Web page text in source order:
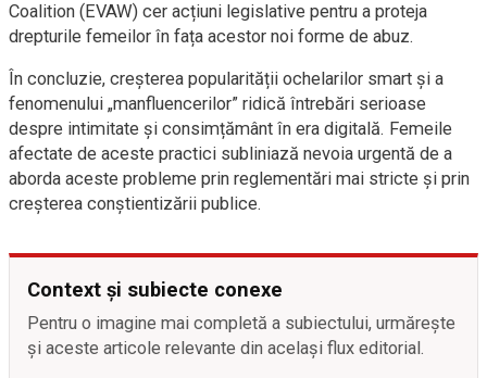
Coalition (EVAW) cer acțiuni legislative pentru a proteja
drepturile femeilor în fața acestor noi forme de abuz.
În concluzie, creșterea popularității ochelarilor smart și a
fenomenului „manfluencerilor” ridică întrebări serioase
despre intimitate și consimțământ în era digitală. Femeile
afectate de aceste practici subliniază nevoia urgentă de a
aborda aceste probleme prin reglementări mai stricte și prin
creșterea conștientizării publice.
Context și subiecte conexe
Pentru o imagine mai completă a subiectului, urmărește
și aceste articole relevante din același flux editorial.